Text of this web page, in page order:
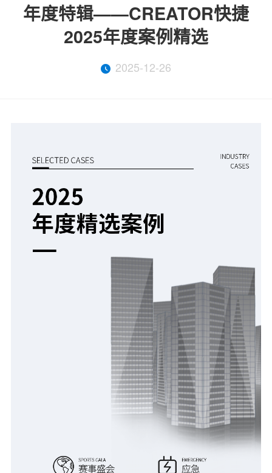
年度特辑——CREATOR快捷
2025年度案例精选
2025-12-26